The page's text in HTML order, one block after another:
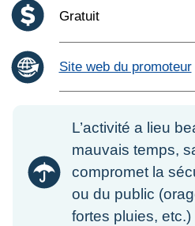
Coût :
Gratuit
Site web du promoteur
L’activité a lieu
mauvais temps,
compromet la
ou du public
fortes pluies, etc.)